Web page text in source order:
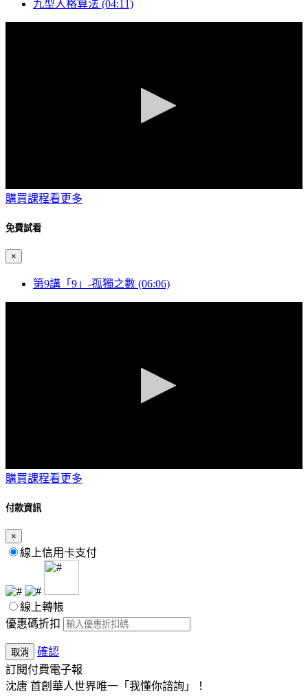
九型人格算法 (04:11)
0
seconds
4
11
seconds
購買課程看更多
免費試看
×
第9講「9」-孤獨之數 (06:06)
0
seconds
6
6
seconds
購買課程看更多
付款資訊
×
線上信用卡支付
線上轉帳
優惠碼折扣
取消
確認
訂閱付費電子報
沈唐 首創華人世界唯一「我懂你諮詢」！